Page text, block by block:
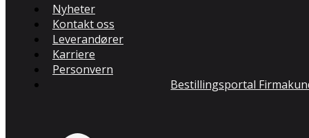
Nyheter
Kontakt oss
Leverandører
Karriere
Personvern
Bestillingsportal